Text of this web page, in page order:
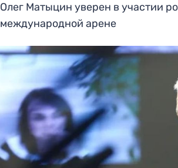
Олег Матыцин уверен в участии
международной арене